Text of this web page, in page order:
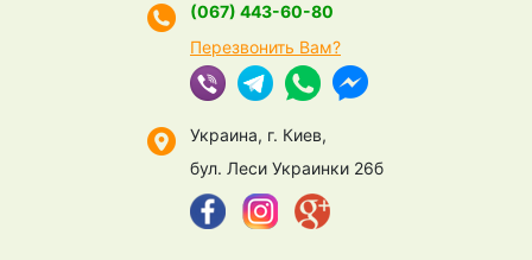
(067) 443-60-80
Перезвонить Вам?
Украина, г. Киев,
бул. Леси Украинки 26б